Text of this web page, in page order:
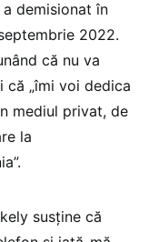
demisionat în
2022.
că nu va
că „îmi voi dedica
mediul privat, de
la
susține că